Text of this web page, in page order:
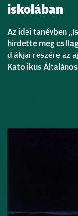
iskolában
Az idei tanévben
hirdette meg
diákjai részére az
Katolikus